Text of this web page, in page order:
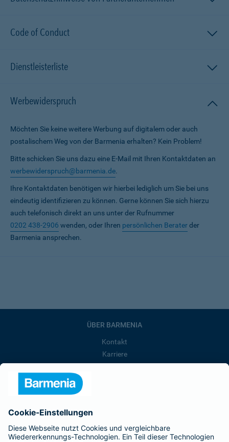
Code of Conduct
Dienstleisterliste
Werbewiderspruch
Möchten Sie keine weitere Werbung auf digitalem oder auch
postalischem Weg von der Barmenia erhalten? Kein Problem!
Bitte schicken Sie uns dazu eine E-Mail mit Ihren Kontaktdaten an
werbewiderspruch@barmenia.de.
Ihre Kontaktdaten benötigen wir hierbei lediglich um Sie bei uns
eindeutig identifizieren zu können. Gerne können Sie sich hierzu
auch telefonisch direkt an uns unter der Rufnummer
0202 438-2906 wenden, oder Ihren persönlichen Beraterder
Barmenia ansprechen.
ÜBER BARMENIA
Kontakt
Karriere
Barmenia ist Teil der BarmeniaGothaer
BELIEBTE SEITEN